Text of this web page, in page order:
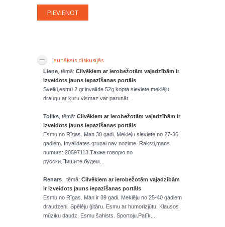
Jaunākais diskusijās
Liene , tēmā: Cilvēkiem ar ierobežotām vajadzībām ir
izveidots jauns iepazīšanas portāls
Sveiki,esmu 2 gr.invalíde.52g.kopta sieviete,meklēju
draugu,ar kuru vismaz var parunāt.
Toliks , tēmā: Cilvēkiem ar ierobežotām vajadzībām ir
izveidots jauns iepazīšanas portāls
Esmu no Rīgas. Man 30 gadi. Mekleju sieviete no 27-36
gadiem. Invalidates grupai nav nozime. Raksti,mans
numurs: 20597113.Также говорю по
русски.Пишите,будем...
Renars , tēmā: Cilvēkiem ar ierobežotām vajadzībām
ir izveidots jauns iepazīšanas portāls
Esmu no Rīgas. Man ir 39 gadi. Meklēju no 25-40 gadiem
draudzeni. Spēlēju ģitāru. Esmu ar humorizjūtu. Klausos
mūziku daudz. Esmu šahists. Sportoju.Patīk...